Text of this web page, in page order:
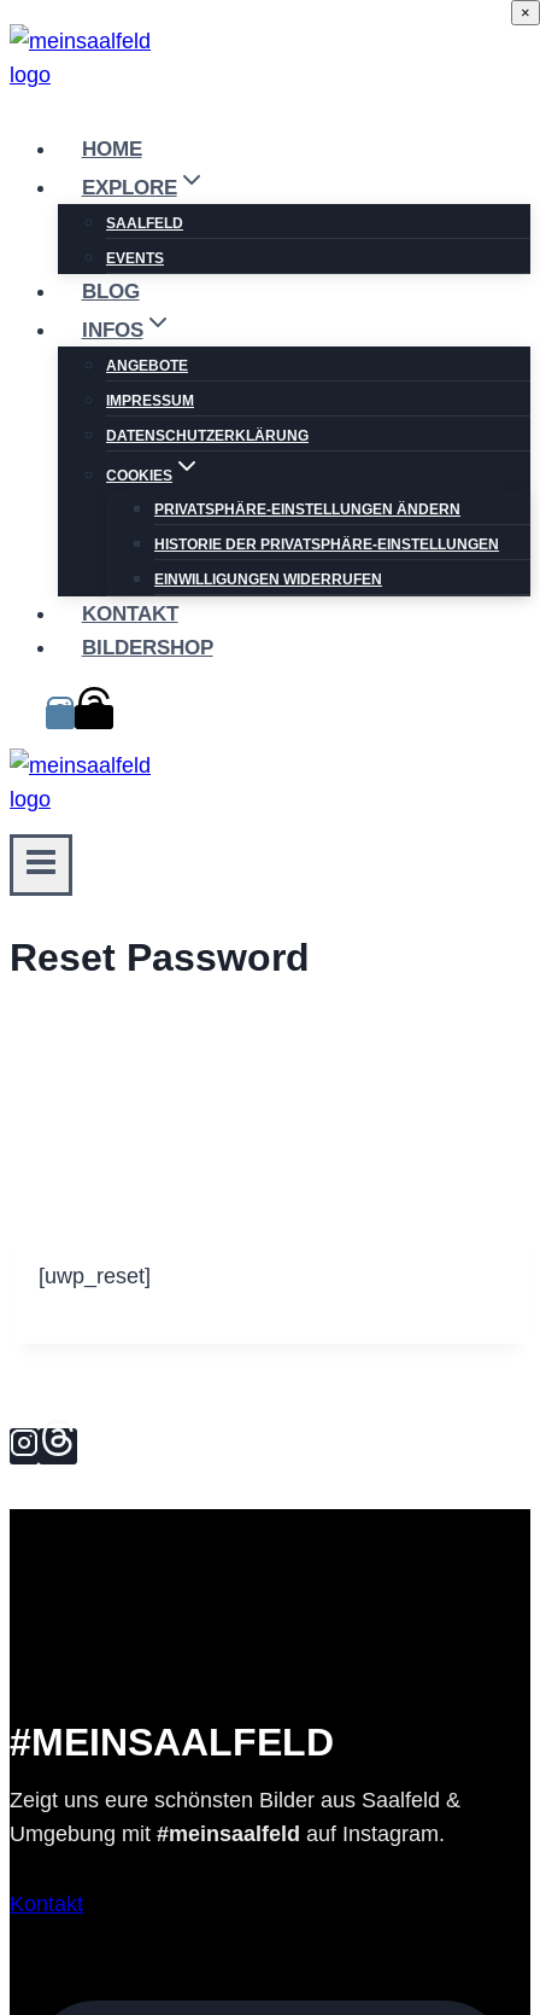
Zum
springen
HOME
EXPLORE
SAALFELD
EVENTS
BLOG
INFOS
ANGEBOTE
IMPRESSUM
DATENSCHUTZERKLÄRUNG
COOKIES
PRIVATSPHÄRE-EINSTELLUNGEN ÄNDERN
HISTORIE DER PRIVATSPHÄRE-EINSTELLUNGEN
EINWILLIGUNGEN WIDERRUFEN
KONTAKT
BILDERSHOP
Reset Password
[uwp_reset]
#MEINSAALFELD
Zeigt uns eure schönsten Bilder aus Saalfeld &
Umgebung mit #meinsaalfeld auf Instagram.
Kontakt
×